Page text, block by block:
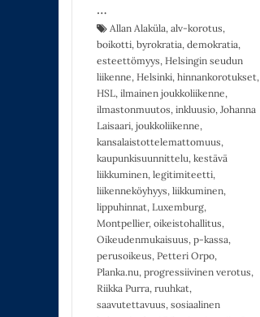
…
Allan Alaküla, alv-korotus,
boikotti, byrokratia, demokratia,
esteettömyys, Helsingin seudun
liikenne, Helsinki, hinnankorotukset,
HSL, ilmainen joukkoliikenne,
ilmastonmuutos, inkluusio, Johanna
Laisaari, joukkoliikenne,
kansalaistottelemattomuus,
kaupunkisuunnittelu, kestävä
liikkuminen, legitimiteetti,
liikenneköyhyys, liikkuminen,
lippuhinnat, Luxemburg,
Montpellier, oikeistohallitus,
Oikeudenmukaisuus, p-kassa,
perusoikeus, Petteri Orpo,
Planka.nu, progressiivinen verotus,
Riikka Purra, ruuhkat,
saavutettavuus, sosiaalinen